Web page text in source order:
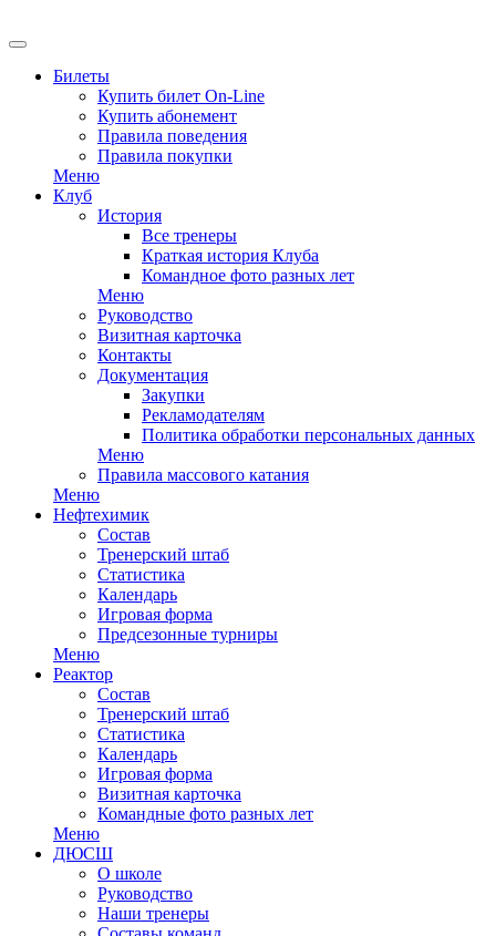
Билеты
Купить билет On-Line
Купить абонемент
Правила поведения
Правила покупки
Меню
Клуб
История
Все тренеры
Краткая история Клуба
Командное фото разных лет
Меню
Руководство
Визитная карточка
Контакты
Документация
Закупки
Рекламодателям
Политика обработки персональных данных
Меню
Правила массового катания
Меню
Нефтехимик
Состав
Тренерский штаб
Статистика
Календарь
Игровая форма
Предсезонные турниры
Меню
Реактор
Состав
Тренерский штаб
Статистика
Календарь
Игровая форма
Визитная карточка
Командные фото разных лет
Меню
ДЮСШ
О школе
Руководство
Наши тренеры